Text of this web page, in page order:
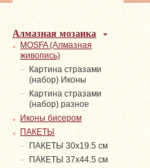
Алмазная мозаика
MOSFA (Алмазная
живопись)
Картина стразами
(набор) Иконы
Картина стразами
(набор) разное
Иконы бисером
ПАКЕТЫ
ПАКЕТЫ 30х19.5 см
ПАКЕТЫ 37х44.5 см